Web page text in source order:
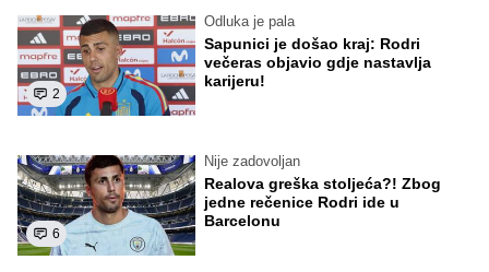
2
Odluka je pala
Sapunici je došao kraj: Rodri
večeras objavio gdje nastavlja
karijeru!
6
Nije zadovoljan
Realova greška stoljeća?! Zbog
jedne rečenice Rodri ide u
Barcelonu